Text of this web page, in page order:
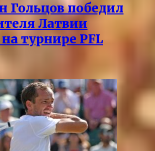
Гольцов победил
Латвии
турнире PFL